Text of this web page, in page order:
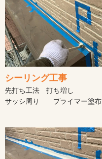
シーリング工事
先打ち工法 打ち増し
サッシ周り プライマー塗布